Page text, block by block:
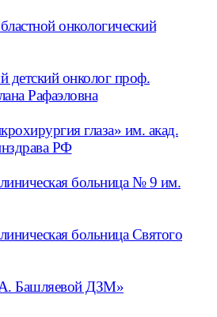
онкологический
детский онколог проф.
Рафаэловна
глаза» им. акад.
РФ
больница № 9 им.
больница Святого
Башляевой ДЗМ»